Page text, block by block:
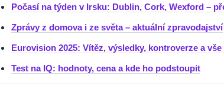
Počasí na týden v Irsku: Dublin, Cork, Wexford –
Zprávy z domova i ze světa – aktuální zpravodajství
Eurovision 2025: Vítěz, výsledky, kontroverze a
Test na IQ: hodnoty, cena a kde ho podstoupit